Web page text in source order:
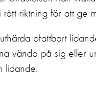
rätt riktning för att ge
ofattbart
vända på sig eller
lidande.